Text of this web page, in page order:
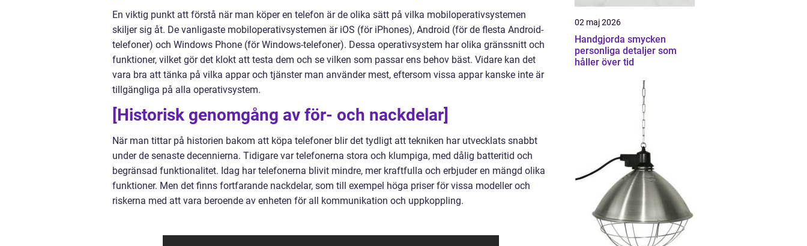
En viktig punkt att förstå när man köper en telefon är de olika sätt på vilka mobiloperativsystemen
skiljer sig åt. De vanligaste mobiloperativsystemen är iOS (för iPhones), Android (för de flesta Android-
telefoner) och Windows Phone (för Windows-telefoner). Dessa operativsystem har olika gränssnitt och
funktioner, vilket gör det klokt att testa dem och se vilken som passar ens behov bäst. Vidare kan det
vara bra att tänka på vilka appar och tjänster man använder mest, eftersom vissa appar kanske inte är
tillgängliga på alla operativsystem.
[Historisk genomgång av för- och nackdelar]
När man tittar på historien bakom att köpa telefoner blir det tydligt att tekniken har utvecklats snabbt
under de senaste decennierna. Tidigare var telefonerna stora och klumpiga, med dålig batteritid och
begränsad funktionalitet. Idag har telefonerna blivit mindre, mer kraftfulla och erbjuder en mängd olika
funktioner. Men det finns fortfarande nackdelar, som till exempel höga priser för vissa modeller och
riskerna med att vara beroende av enheten för all kommunikation och uppkoppling.
02 maj 2026
Handgjorda smycken
personliga detaljer som
håller över tid